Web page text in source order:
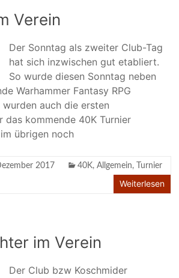
Verein
Der Sonntag als zweiter Club-Tag
hat sich inzwischen gut etabliert.
So wurde diesen Sonntag neben
Warhammer Fantasy RPG
auch die ersten
das kommende 40K Turnier
übrigen noch
2017 40K,Allgemein, Turnier
Weiterlesen
im Verein
Der Club bzw Koschmider